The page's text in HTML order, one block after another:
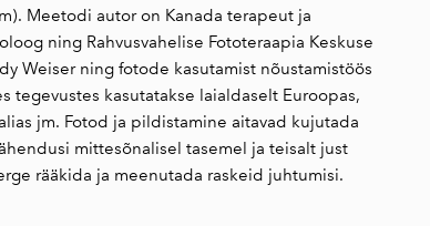
. Meetodi autor on Kanada terapeut ja
ning Rahvusvahelise Fototeraapia Keskuse
Weiser ning fotode kasutamist nõustamistöös
tegevustes kasutatakse laialdaselt Euroopas,
jm. Fotod ja pildistamine aitavad kujutada
mittesõnalisel tasemel ja teisalt just
rääkida ja meenutada raskeid juhtumisi.